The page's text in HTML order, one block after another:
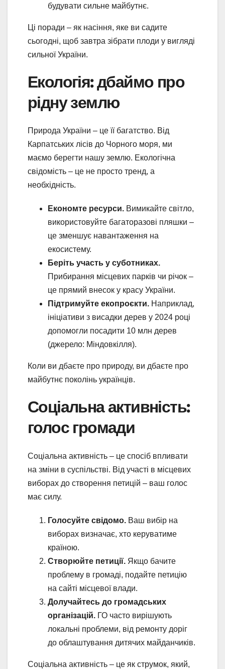
будувати сильне майбутнє.
Ці поради – як насіння, яке ви садите
сьогодні, щоб завтра зібрати плоди у вигляді
сильної України.
Екологія: дбаймо про
рідну землю
Природа України – це її багатство. Від
Карпатських лісів до Чорного моря, ми
маємо берегти нашу землю. Екологічна
свідомість – це не просто тренд, а
необхідність.
Економте ресурси. Вимикайте світло,
використовуйте багаторазові пляшки –
це зменшує навантаження на
екосистему.
Беріть участь у суботниках.
Прибирання місцевих парків чи річок –
це прямий внесок у красу України.
Підтримуйте екопроєкти. Наприклад,
ініціативи з висадки дерев у 2024 році
допомогли посадити 10 млн дерев
(джерело: Міндовкілля).
Коли ви дбаєте про природу, ви дбаєте про
майбутнє поколінь українців.
Соціальна активність:
голос громади
Соціальна активність – це спосіб впливати
на зміни в суспільстві. Від участі в місцевих
виборах до створення петицій – ваш голос
має силу.
Голосуйте свідомо. Ваш вибір на
виборах визначає, хто керуватиме
країною.
Створюйте петиції. Якщо бачите
проблему в громаді, подайте петицію
на сайті місцевої влади.
Долучайтесь до громадських
організацій. ГО часто вирішують
локальні проблеми, від ремонту доріг
до облаштування дитячих майданчиків.
Соціальна активність – це як струмок, який,